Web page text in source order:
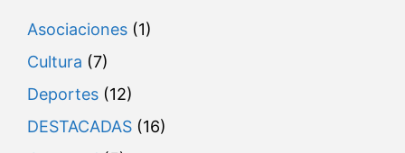
Asociaciones (1)
Cultura (7)
Deportes (12)
DESTACADAS (16)